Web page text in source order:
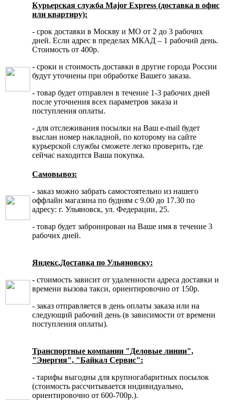
Курьерская служба Major Express (доставка в офис
или квартиру):
- срок доставки в Москву и МО от 2 до 3 рабочих
дней. Если адрес в пределах МКАД – 1 рабочий день.
Стоимость от 400р.
- сроки и стоимость доставки в другие города России
будут уточнены при обработке Вашего заказа.
- товар будет отправлен в течение 1-3 рабочих дней
после уточнения всех параметров заказа и
поступления оплаты.
- для отслеживания посылки на Ваш e-mail будет
выслан номер накладной, по которому на сайте
курьерской службы сможете легко проверить, где
сейчас находится Ваша покупка.
Самовывоз:
- заказ можно забрать самостоятельно из нашего
оффлайн магазина по будням с 9.00 до 17.30 по
адресу: г. Ульяновск, ул. Федерации, 25.
- товар будет забронирован на Ваше имя в течение 3
рабочих дней.
Яндекс.Доставка по Ульяновску:
- стоимость зависит от удаленности адреса доставки и
времени вызова такси, ориентировочно от 150р.
- заказ отправляется в день оплаты заказа или на
следующий рабочий день (в зависимости от времени
поступления оплаты).
Транспортные компании "Деловые линии",
"Энергия", "Байкал Сервис":
- тарифы выгодны для крупногабаритных посылок
(стоимость рассчитывается индивидуально,
ориентировочно от 600-700р.).